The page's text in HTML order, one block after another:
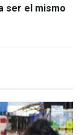
ser el mismo